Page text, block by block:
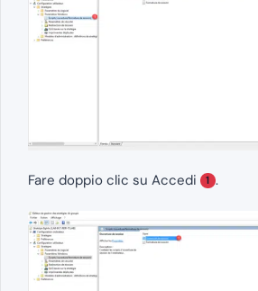
Fare doppio clic su Accedi 1 .